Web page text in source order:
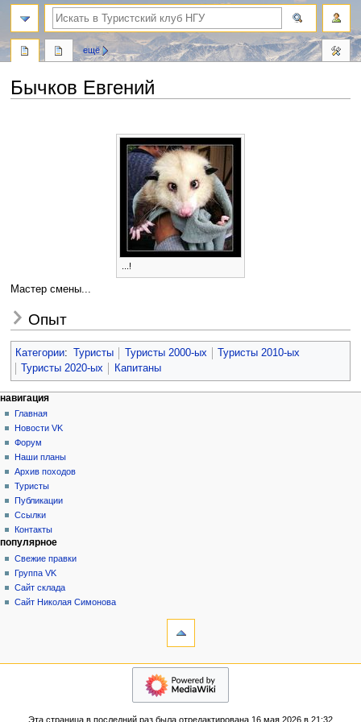
Бычков Евгений
...!
Мастер смены...
Опыт
Категории: Туристы Туристы 2000-ых
Туристы 2010-ых
Туристы 2020-ых
Капитаны
Н
а
в
и
а
ц
и
я
действия на странице
статья
обсуждение
читать
просмотр
кода
история
ещё
персональные инструменты
создать
учётную
запись
войти
навигация
Главная
Новости VK
Форум
Наши планы
Архив походов
Туристы
Публикации
Ссылки
Контакты
поиск
популярное
Свежие правки
Группа VK
Сайт склада
Сайт Николая Симонова
навигация
Эта страница в последний раз была отредактирована 16 мая 2026 в 21:32.